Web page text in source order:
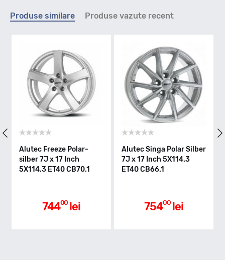
Produse similare Produse vazute recent
Alutec Freeze Polar-
silber 7J x 17 Inch
5X114.3 ET40 CB70.1
74400 lei
Alutec Singa Polar Silber
7J x 17 Inch 5X114.3
ET40 CB66.1
75400 lei